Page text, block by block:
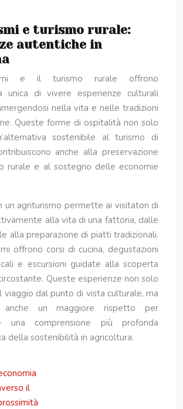
e turismo rurale:
autentiche in
e il turismo rurale offrono
unica di vivere esperienze culturali
nella vita e nelle tradizioni
Queste forme di ospitalità non solo
sostenibile al turismo di
anche alla preservazione
rurale e al sostegno delle economie
un agriturismo permette ai visitatori di
alla vita di una fattoria, dalle
alla preparazione di piatti tradizionali.
offrono corsi di cucina, degustazioni
e escursioni guidate alla scoperta
Queste esperienze non solo
viaggio dal punto di vista culturale, ma
anche un maggiore rispetto per
una comprensione più profonda
della sostenibilità in agricoltura.
il